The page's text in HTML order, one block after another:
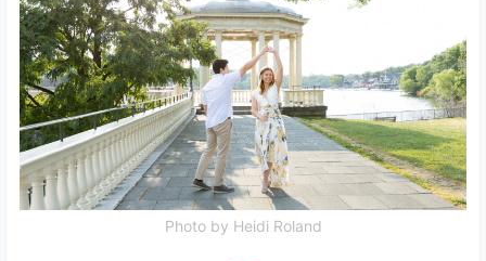
Photo by Heidi Roland